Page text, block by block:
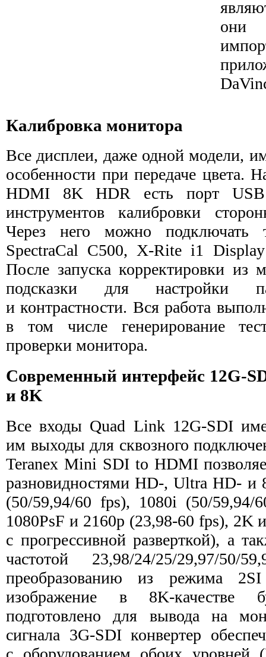
Калибровка монитора
Все дисплеи, даже одной модели,
особенности при передаче цвета.
HDMI 8K HDR есть порт USB
инструментов калибровки
Через него можно подключать
SpectraCal C500, X-Rite i1
После запуска корректировки из
подсказки для настройки
и контрастности. Вся работа
в том числе генерирование
проверки монитора.
Современный интерфейс
и 8K
Все входы Quad Link 12G-SDI
им выходы для сквозного
Teranex Mini SDI to HDMI
разновидностями HD-, Ultra HD- и
(50/59,94/60 fps), 1080i (50/59,94/
1080PsF и 2160p (23,98-60 fps), 2K
с прогрессивной разверткой), а
частотой 23,98/24/25/29,97/50/
преобразованию из режима
изображение в 8K-качестве
подготовлено для вывода на
сигнала 3G-SDI конвертер